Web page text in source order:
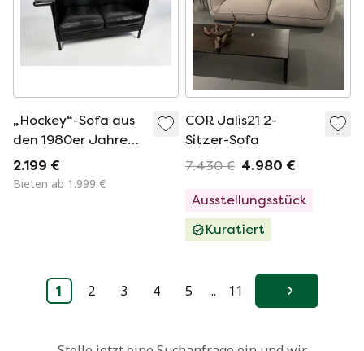
„Hockey“-Sofa aus
den 1980er Jahren
von Antonio Citterio
für Moroso
2.199 €
Bieten ab 1.999 €
COR Jalis21 2-
Sitzer-Sofa
7.430 € 4.980 €
Ausstellungsstück
Kuratiert
1 2 3 4 5 ... 11 Weiter